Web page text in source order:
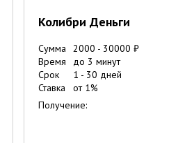
Колибри Деньги
Сумма 2000 - 30000 ₽
Время
до 3 минут
Срок
1 - 30 дней
Ставка
от 1%
Получение: